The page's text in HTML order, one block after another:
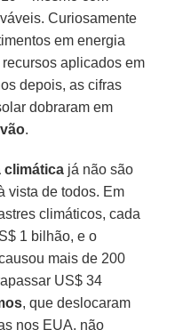
Curiosamente
em energia
aplicados em
depois, as cifras
dobraram em
.
climática já não são
vista de todos. Em
climáticos, cada
1 bilhão, e o
mais de 200
US$ 34
, que deslocaram
nos EUA, não